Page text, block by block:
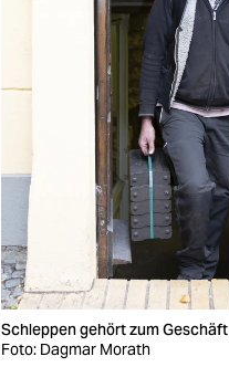
Schleppen gehört zum Geschäft
Foto: Dagmar Morath